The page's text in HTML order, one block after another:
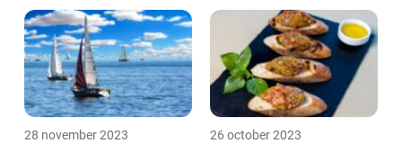
28 november 2023 26 october 2023